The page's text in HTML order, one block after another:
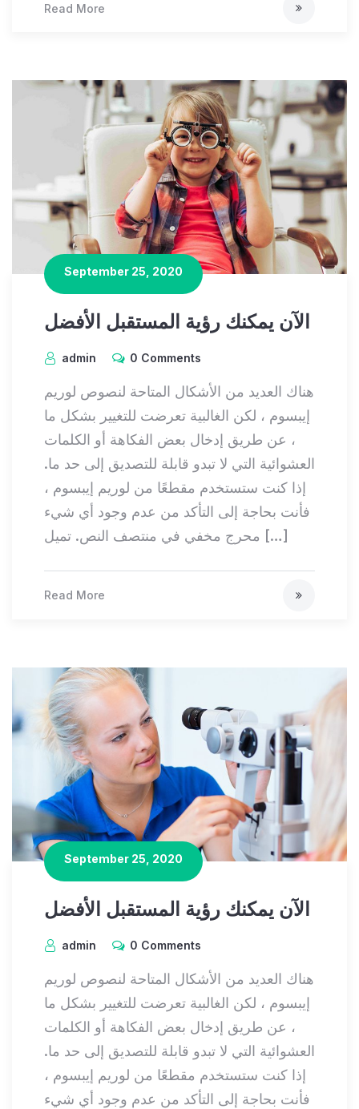
Read More
September 25, 2020
الآن يمكنك رؤية المستقبل الأفضل
admin 0 Comments
هناك العديد من الأشكال المتاحة لنصوص لوريم
إيبسوم ، لكن الغالبية تعرضت للتغيير بشكل ما
، عن طريق إدخال بعض الفكاهة أو الكلمات
العشوائية التي لا تبدو قابلة للتصديق إلى حد ما.
إذا كنت ستستخدم مقطعًا من لوريم إيبسوم ،
فأنت بحاجة إلى التأكد من عدم وجود أي شيء
محرج مخفي في منتصف النص. تميل […]
Read More
September 25, 2020
الآن يمكنك رؤية المستقبل الأفضل
admin 0 Comments
هناك العديد من الأشكال المتاحة لنصوص لوريم
إيبسوم ، لكن الغالبية تعرضت للتغيير بشكل ما
، عن طريق إدخال بعض الفكاهة أو الكلمات
العشوائية التي لا تبدو قابلة للتصديق إلى حد ما.
إذا كنت ستستخدم مقطعًا من لوريم إيبسوم ،
فأنت بحاجة إلى التأكد من عدم وجود أي شيء